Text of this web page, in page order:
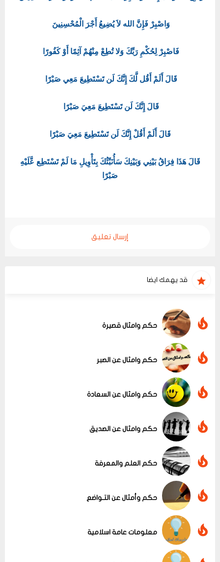
وَاصْبِرْ فَإِنَّ الله لاَ يُضِيعُ أَجْرَ الْمُحْسِنِينَ
فَاصْبِرْ لِحُكْمِ رَبِّكَ وَلا تُطِعْ مِنْهُمْ آثِمًا أَوْ كَفُورًا
قَالَ أَلَمْ أَقُل لَّكَ إِنَّكَ لَن تَسْتَطِيعَ مَعِي صَبْرًا
قَالَ إِنَّكَ لَن تَسْتَطِيعَ مَعِيَ صَبْرًا
قَالَ أَلَمْ أَقُلْ إِنَّكَ لَن تَسْتَطِيعَ مَعِيَ صَبْرًا
قَالَ هَذَا فِرَاقُ بَيْنِي وَبَيْنِكَ سَأُنَبِّئُكَ بِتَأْوِيلِ مَا لَمْ تَسْتَطِع عَّلَيْهِ
صَبْرًا
إرسال تعليق
قد يهمك ايضا
عرض الكل
حكم وامثال قصيرة
حكم وامثال عن الصبر
حكم وامثال عن السعادة
حكم وامثال عن الصديق
حكم العلم والمعرفة
حكم وأمثال عن التـواضع
معلومات عامة اسلامية